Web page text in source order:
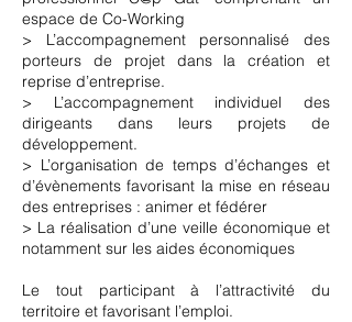
espace de Co-Working
> L’accompagnement personnalisé des
porteurs de projet dans la création et
reprise d’entreprise.
> L’accompagnement individuel des
dirigeants dans leurs projets de
développement.
> L’organisation de temps d’échanges et
d’évènements favorisant la mise en réseau
des entreprises : animer et fédérer
> La réalisation d’une veille économique et
notamment sur les aides économiques
Le tout participant à l’attractivité du
territoire et favorisant l’emploi.